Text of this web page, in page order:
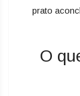
prato
O